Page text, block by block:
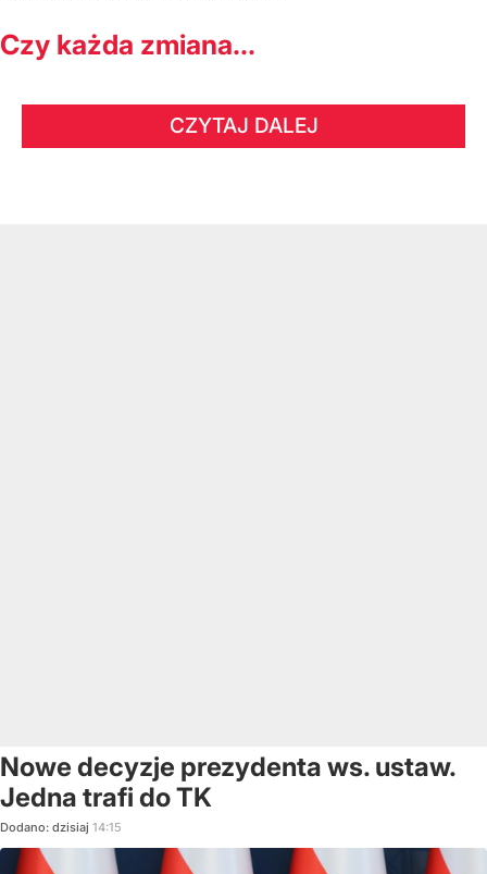
Czy każda zmiana...
CZYTAJ DALEJ
Nowe decyzje prezydenta ws. ustaw.
Jedna trafi do TK
Dodano: dzisiaj 14:15